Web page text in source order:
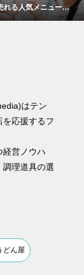
れる人気メニュー作
はテン
応援するフ
経営ノウハ
調理道具の選
どん屋